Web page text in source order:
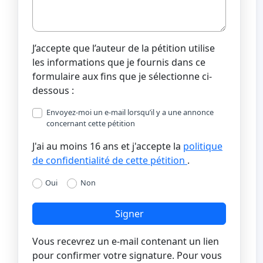
J’accepte que l’auteur de la pétition utilise
les informations que je fournis dans ce
formulaire aux fins que je sélectionne ci-
dessous :
Envoyez-moi un e-mail lorsqu’il y a une annonce
concernant cette pétition
J'ai au moins 16 ans et j'accepte la politique
de confidentialité de cette pétition .
Oui Non
Signer
Vous recevrez un e-mail contenant un lien
pour confirmer votre signature. Pour vous